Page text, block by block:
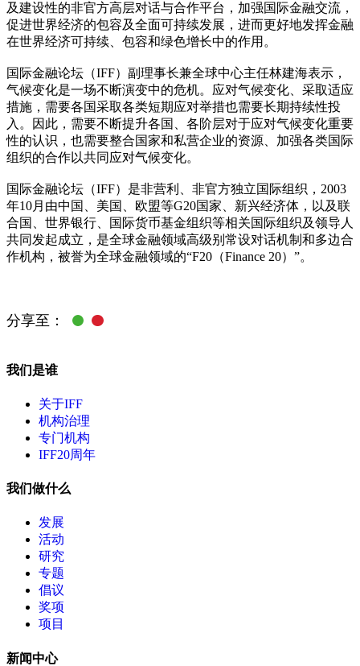
及建设性的非官方高层对话与合作平台，加强国际金融交流，
促进世界经济的包容及全面可持续发展，进而更好地发挥金融
在世界经济可持续、包容和绿色增长中的作用。
国际金融论坛（IFF）副理事长兼全球中心主任林建海表示，
气候变化是一场不断演变中的危机。应对气候变化、采取适应
措施，需要各国采取各类短期应对举措也需要长期持续性投
入。因此，需要不断提升各国、各阶层对于应对气候变化重要
性的认识，也需要整合国家和私营企业的资源、加强各类国际
组织的合作以共同应对气候变化。
国际金融论坛（IFF）是非营利、非官方独立国际组织，2003
年10月由中国、美国、欧盟等G20国家、新兴经济体，以及联
合国、世界银行、国际货币基金组织等相关国际组织及领导人
共同发起成立，是全球金融领域高级别常设对话机制和多边合
作机构，被誉为全球金融领域的“F20（Finance 20）”。
分享至：
我们是谁
关于IFF
机构治理
专门机构
IFF20周年
我们做什么
发展
活动
研究
专题
倡议
奖项
项目
新闻中心